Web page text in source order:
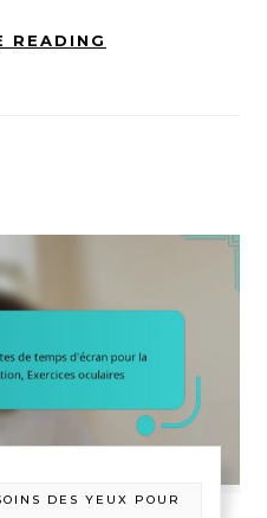
READING
DES YEUX POUR